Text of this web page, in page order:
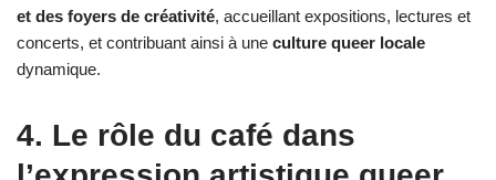
et des foyers de créativité, accueillant expositions, lectures et
concerts, et contribuant ainsi à une culture queer locale
dynamique.
4. Le rôle du café dans